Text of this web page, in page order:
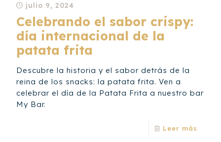
julio 9, 2024
Celebrando el sabor crispy:
día internacional de la
patata frita
Descubre la historia y el sabor detrás de la
reina de los snacks: la patata frita. Ven a
celebrar el día de la Patata Frita a nuestro bar
My Bar.
Leer más